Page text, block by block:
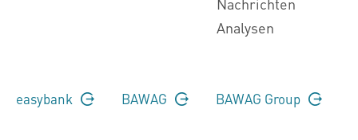
Nachrichten
Analysen
easybank BAWAG BAWAG Group